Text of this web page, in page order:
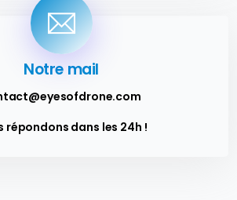
Notre mail
répondons dans les 24h !